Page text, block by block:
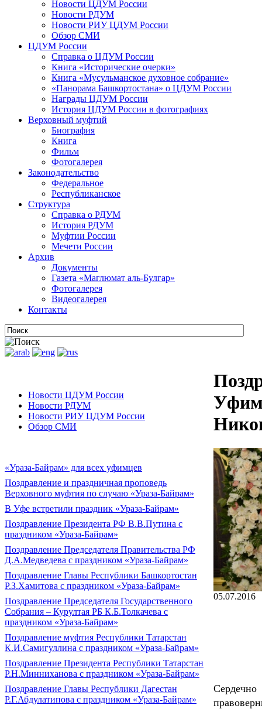
Новости ЦДУМ России
Новости РДУМ
Новости РИУ ЦДУМ России
Обзор СМИ
ЦДУМ России
Справка о ЦДУМ России
Книга «Исторические очерки»
Книга «Мусульманское духовное собрание»
«Панорама Башкортостана» о ЦДУМ России
Награды ЦДУМ России
История ЦДУМ России в фотографиях
Верховный муфтий
Биография
Книга
Фильм
Фотогалерея
Законодательство
Федеральное
Республиканское
Структура
Справка о РДУМ
История РДУМ
Муфтии России
Мечети России
Архив
Документы
Газета «Маглюмат аль-Булгар»
Фотогалерея
Видеогалерея
Контакты
Новости ЦДУМ России
Новости РДУМ
Новости РИУ ЦДУМ России
Обзор СМИ
«Ураза-Байрам» для всех уфимцев
Поздравление и праздничная проповедь
Верховного муфтия по случаю «Ураза-Байрам»
В Уфе встретили праздник «Ураза-Байрам»
Поздравление Президента РФ В.В.Путина с
праздником «Ураза-Байрам»
Поздравление Председателя Правительства РФ
Д.А.Медведева с праздником «Ураза-Байрам»
Поздравление Главы Республики Башкортостан
Р.З.Хамитова с праздником «Ураза-Байрам»
Поздравление Председателя Государственного
Собрания – Курултая РБ К.Б.Толкачева с
праздником «Ураза-Байрам»
Поздравление муфтия Республики Татарстан
К.И.Самигуллина с праздником «Ураза-Байрам»
Поздравление Президента Республики Татарстан
Р.Н.Минниханова с праздником «Ураза-Байрам»
Поздравление Главы Республики Дагестан
Р.Г.Абдулатипова с праздником «Ураза-Байрам»
05.07.2016